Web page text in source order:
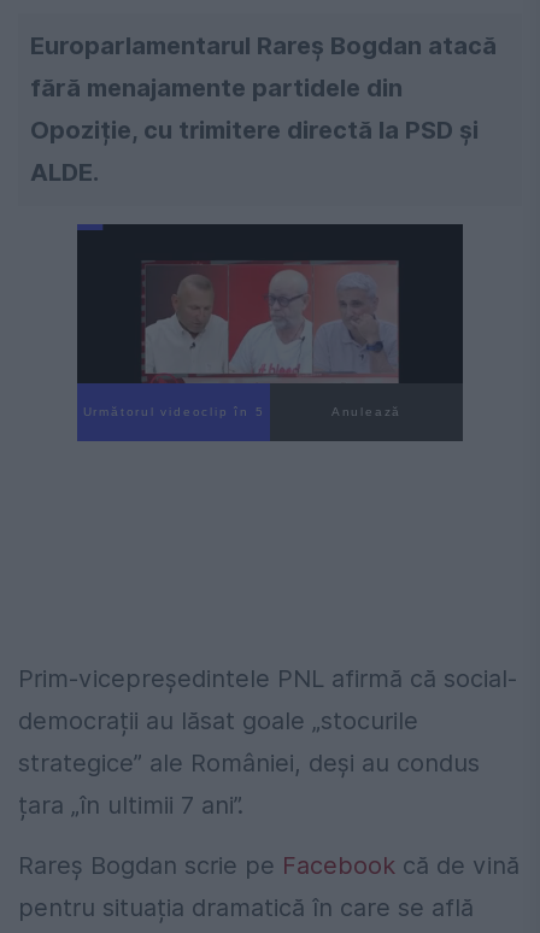
Europarlamentarul Rareș Bogdan atacă
fără menajamente partidele din
Opoziție, cu trimitere directă la PSD și
ALDE.
Următorul videoclip în 4 Anulează
Prim-vicepreședintele PNL afirmă că social-
democrații au lăsat goale „stocurile
strategice” ale României, deși au condus
țara „în ultimii 7 ani”.
Rareș Bogdan scrie pe Facebook că de vină
pentru situația dramatică în care se află